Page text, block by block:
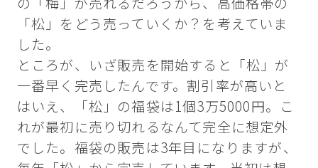
「松」をどう売っていくか？を考えていま
した。
ところが、いざ販売を開始すると「松」が
一番早く完売したんです。割引率が高いと
はいえ、「松」の福袋は1個3万5000円。こ
れが最初に売り切れるなんて完全に想定外
でした。福袋の販売は3年目になりますが、